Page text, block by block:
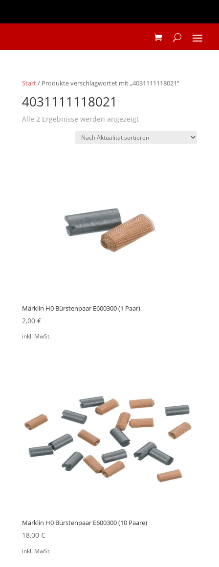
Start/ Produkte verschlagwortet mit „4031111118021“
4031111118021
Alle 2 Ergebnisse werden angezeigtNach
sortiert
Märklin H0 Bürstenpaar E600300 (1 Paar)
2,00 €
inkl. MwSt.
Märklin H0 Bürstenpaar E600300 (10 Paare)
18,00 €
inkl. MwSt.